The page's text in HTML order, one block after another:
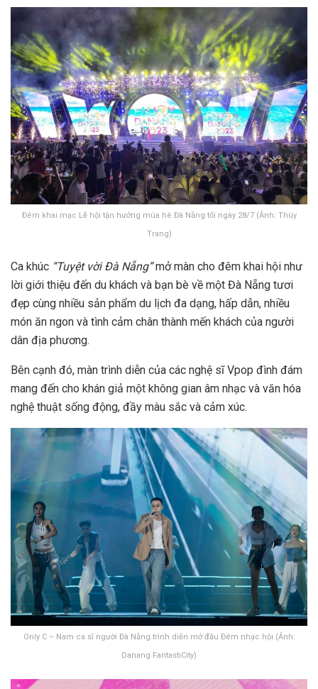
Đêm khai mạc Lễ hội tận hưởng mùa hè Đà Nẵng tối ngày 28/7 (Ảnh: Thùy
Trang)
Ca khúc “Tuyệt vời Đà Nẵng”mở màn cho đêm khai hội như
lời giới thiệu đến du khách và bạn bè về một Đà Nẵng tươi
đẹp cùng nhiều sản phẩm du lịch đa dạng, hấp dẫn, nhiều
món ăn ngon và tình cảm chân thành mến khách của người
dân địa phương.
Bên cạnh đó, màn trình diễn của các nghệ sĩ Vpop đình đám
mang đến cho khán giả một không gian âm nhạc và văn hóa
nghệ thuật sống động, đầy màu sắc và cảm xúc.
Only C – Nam ca sĩ người Đà Nẵng trình diễn mở đầu Đêm nhạc hội (Ảnh:
Danang FantastiCity)